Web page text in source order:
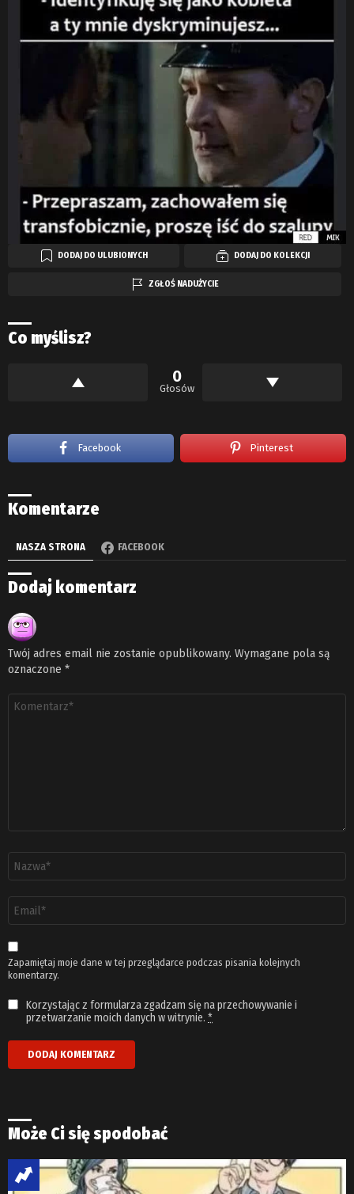
DODAJ DO ULUBIONYCH DODAJ DO KOLEKCJI
ZGŁOŚ NADUŻYCIE
Co myślisz?
0
Głosów
Facebook Pinterest
Komentarze
NASZA STRONA FACEBOOK
Dodaj komentarz
Twój adres email nie zostanie opublikowany. Wymagane pola są
oznaczone *
Komentarz
email
*
Zapamiętaj moje dane w tej przeglądarce podczas pisania kolejnych
komentarzy.
Korzystając z formularza zgadzam się na przechowywanie i
przetwarzanie moich danych w witrynie. *
Może Ci się spodobać